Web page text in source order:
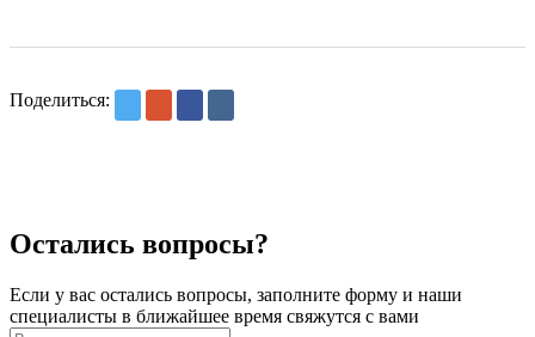
Поделиться:
Остались вопросы?
Если у вас остались вопросы, заполните форму и наши
специалисты в ближайшее время свяжутся с вами